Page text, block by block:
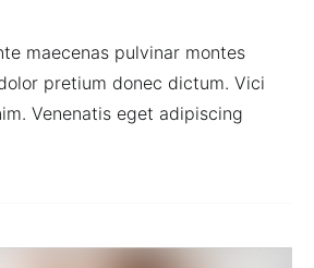
maecenas pulvinar montes
pretium donec dictum. Vici
Venenatis eget adipiscing